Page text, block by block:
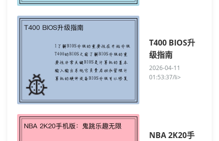
T400 BIOS升
级指南
2026-04-11
01:53:37/li>
NBA 2K20手